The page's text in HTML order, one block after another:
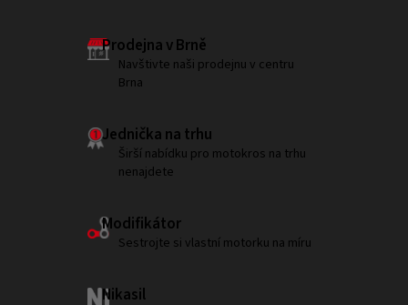
Prodejna v Brně
Navštivte naši prodejnu v centru
Brna
Jednička na trhu
Širší nabídku pro motokros na trhu
nenajdete
Modifikátor
Sestrojte si vlastní motorku na míru
Nikasil